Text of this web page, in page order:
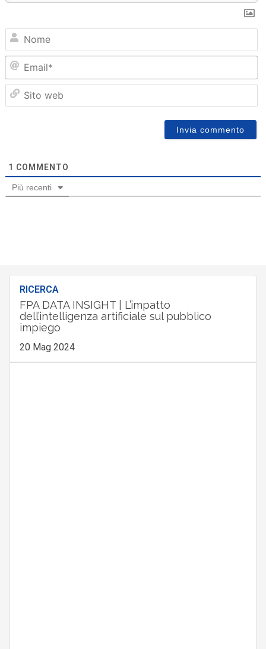
1 COMMENTO
Più recenti
RICERCA
FPA DATA INSIGHT | L’impatto
dell’intelligenza artificiale sul pubblico
impiego
20 Mag 2024